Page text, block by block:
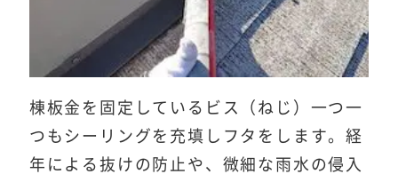
棟板金を固定しているビス（ねじ）一つ一
つもシーリングを充填しフタをします。経
年による抜けの防止や、微細な雨水の侵入